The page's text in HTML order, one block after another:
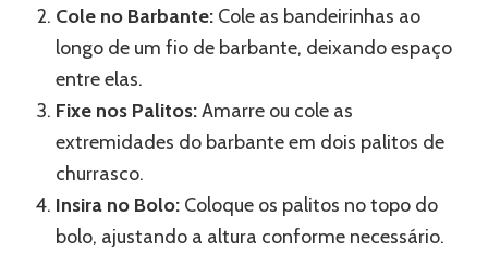
Cole no Barbante: Cole as bandeirinhas ao
longo de um fio de barbante, deixando espaço
entre elas.
Fixe nos Palitos:Amarre ou cole as
extremidades do barbante em dois palitos de
churrasco.
Insira no Bolo: Coloque os palitos no topo do
bolo, ajustando a altura conforme necessário.